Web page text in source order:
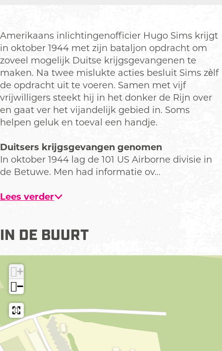
i
b
e
p
a
t
r
l
e
d
i
b
l
e
p
a
r
o
e
d
i
b
l
e
p
a
r
o
l
n
p
o
p
u
p
m
e
t
v
e
r
r
e
a
f
b
e
e
l
d
i
n
Amerikaans inlichtingenofficier Hugo Sims krijgt
in oktober 1944 met zijn bataljon opdracht om
zoveel mogelijk Duitse krijgsgevangenen te
maken. Na twee mislukte acties besluit Sims zèlf
de opdracht uit te voeren. Samen met vijf
vrijwilligers steekt hij in het donker de Rijn over
en gaat ver het vijandelijk gebied in. Soms
helpen geluk en toeval een handje.
Duitsers krijgsgevangen genomen
In oktober 1944 lag de 101 US Airborne divisie in
de Betuwe. Men had informatie ov…
Lees verder
IN DE BUURT
+
−